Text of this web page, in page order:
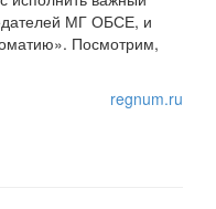
МГ ОБСЕ, и
Посмотрим,
regnum.ru